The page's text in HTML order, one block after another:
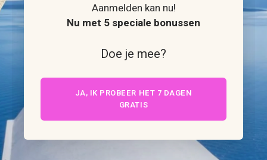
Aanmelden kan nu!
Nu met 5 speciale bonussen
Doe je mee?
JA, IK PROBEER HET 7 DAGEN
GRATIS